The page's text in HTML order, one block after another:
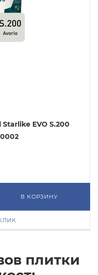
EVO S.200
В КОРЗИНУ
плитки